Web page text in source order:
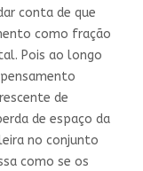
conta de que
como fração
Pois ao longo
de
de espaço da
no conjunto
como se os